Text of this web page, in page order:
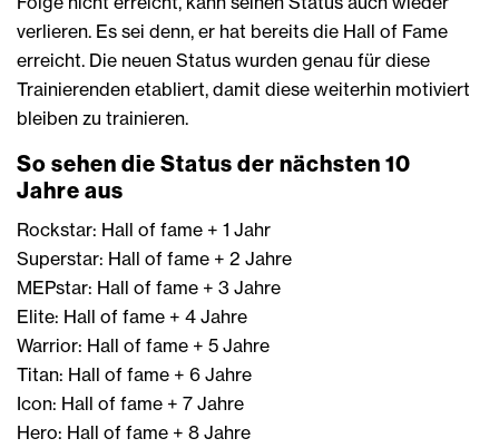
verlieren. Es sei denn, er hat bereits die Hall of Fame
erreicht. Die neuen Status wurden genau für diese
Trainierenden etabliert, damit diese weiterhin motiviert
bleiben zu trainieren.
So sehen die Status der nächsten 10
Jahre aus
Rockstar: Hall of fame + 1 Jahr
Superstar: Hall of fame + 2 Jahre
MEPstar: Hall of fame + 3 Jahre
Elite: Hall of fame + 4 Jahre
Warrior: Hall of fame + 5 Jahre
Titan: Hall of fame + 6 Jahre
Icon: Hall of fame + 7 Jahre
Hero: Hall of fame + 8 Jahre